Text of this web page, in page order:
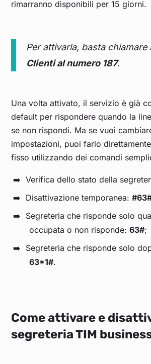
rimarranno disponibili per 15 giorni.
Per attivarla, basta chiamare
Clienti al numero 187.
Una volta attivato, il servizio è già
default per rispondere quando la
se non rispondi. Ma se vuoi
impostazioni, puoi farlo
fisso utilizzando dei comandi
Verifica dello stato della
Disattivazione temporanea:
Segreteria che risponde solo
occupata o non risponde:63#;
Segreteria che risponde solo
63*1#.
Come attivare e
segreteria TIM